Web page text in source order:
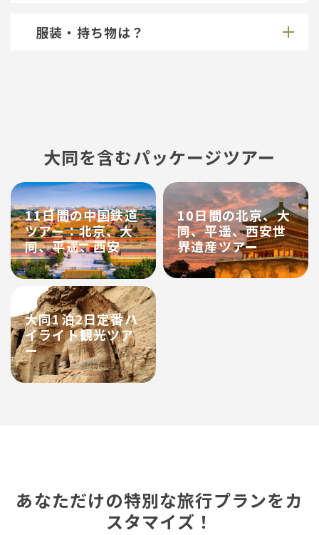
服装・持ち物は？
大同を含むパッケージツアー
11日間の中国鉄道
ツアー：北京、大
同、平遥、西安
10日間の北京、大
同、平遥、西安世
界遺産ツアー
大同1泊2日定番ハ
イライト観光ツア
ー
あなただけの特別な旅行プランをカ
スタマイズ！